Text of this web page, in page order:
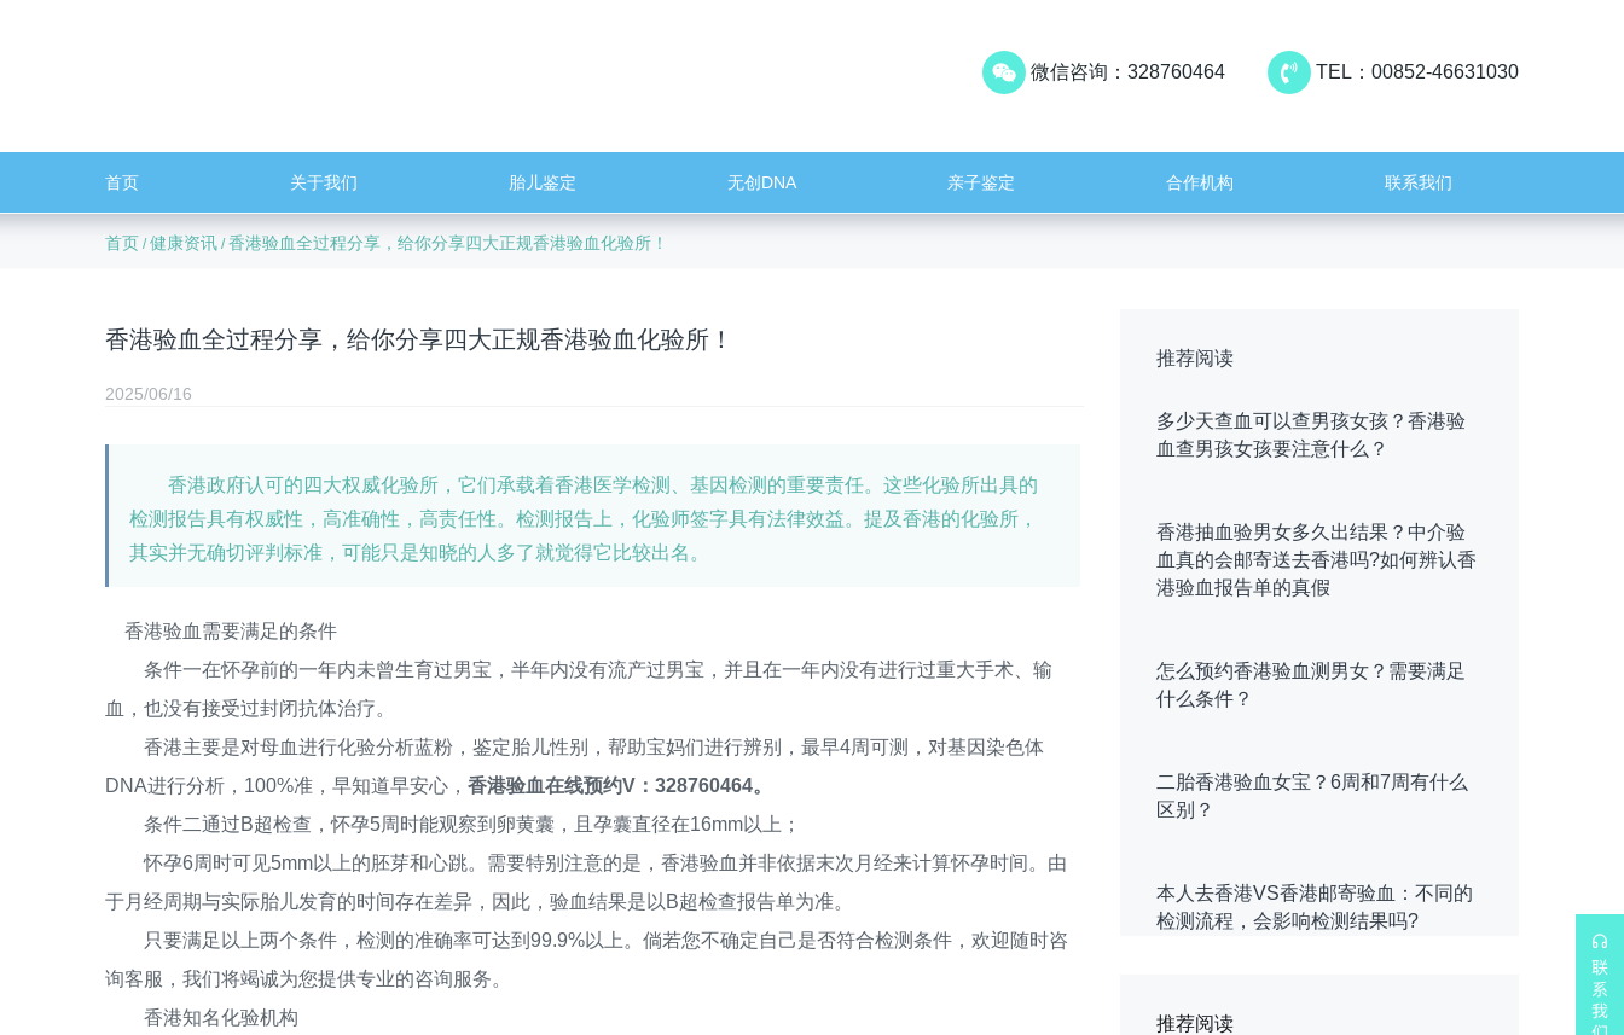
TEL：00852-46631030
微信咨询：328760464
首页 关于我们 胎儿鉴定 无创DNA 亲子鉴定 合作机构 联系我们
首页 /健康资讯 /香港验血全过程分享，给你分享四大正规香港验血化验所！
香港验血全过程分享，给你分享四大正规香港验血化验所！
2025/06/16
香港政府认可的四大权威化验所，它们承载着香港医学检测、基因检测的重要责任。这些化验所出具的
检测报告具有权威性，高准确性，高责任性。检测报告上，化验师签字具有法律效益。提及香港的化验所，
其实并无确切评判标准，可能只是知晓的人多了就觉得它比较出名。
香港验血需要满足的条件
条件一在怀孕前的一年内未曾生育过男宝，半年内没有流产过男宝，并且在一年内没有进行过重大手术、输
血，也没有接受过封闭抗体治疗。
香港主要是对母血进行化验分析蓝粉，鉴定胎儿性别，帮助宝妈们进行辨别，最早4周可测，对基因染色体
DNA进行分析，100%准，早知道早安心， 香港验血在线预约V：328760464。
条件二通过B超检查，怀孕5周时能观察到卵黄囊，且孕囊直径在16mm以上；
怀孕6周时可见5mm以上的胚芽和心跳。需要特别注意的是，香港验血并非依据末次月经来计算怀孕时间。由
于月经周期与实际胎儿发育的时间存在差异，因此，验血结果是以B超检查报告单为准。
只要满足以上两个条件，检测的准确率可达到99.9%以上。倘若您不确定自己是否符合检测条件，欢迎随时咨
询客服，我们将竭诚为您提供专业的咨询服务。
香港知名化验机构
推荐阅读
多少天查血可以查男孩女孩？香港验
血查男孩女孩要注意什么？
香港抽血验男女多久出结果？中介验
血真的会邮寄送去香港吗?如何辨认香
港验血报告单的真假
怎么预约香港验血测男女？需要满足
什么条件？
二胎香港验血女宝？6周和7周有什么
区别？
本人去香港VS香港邮寄验血：不同的
检测流程，会影响检测结果吗?
推荐阅读